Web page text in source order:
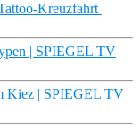
Kreuzfahrt |
| SPIEGEL TV
Kiez | SPIEGEL TV